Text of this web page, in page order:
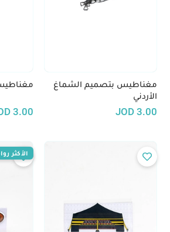
مغناطيس بتصميم الشماغ
الأردني
3.00
JOD
3.00
الأكثر